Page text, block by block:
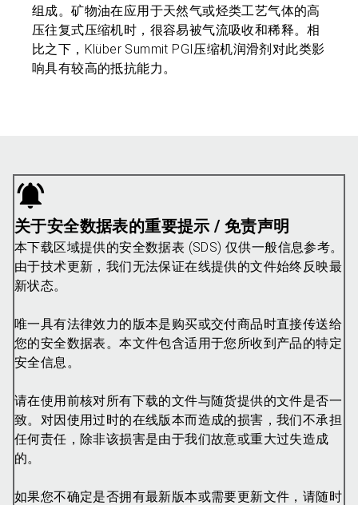
组成。矿物油在应用于天然气或烃类工艺气体的高
压往复式压缩机时，很容易被气流吸收和稀释。相
比之下，Klüber Summit PGI压缩机润滑剂对此类影
响具有较高的抵抗能力。
关于安全数据表的重要提示 / 免责声明
本下载区域提供的安全数据表 (SDS) 仅供一般信息参考。
由于技术更新，我们无法保证在线提供的文件始终反映最
新状态。
唯一具有法律效力的版本是购买或交付商品时直接传送给
您的安全数据表。本文件包含适用于您所收到产品的特定
安全信息。
请在使用前核对所有下载的文件与随货提供的文件是否一
致。对因使用过时的在线版本而造成的损害，我们不承担
任何责任，除非该损害是由于我们故意或重大过失造成
的。
如果您不确定是否拥有最新版本或需要更新文件，请随时